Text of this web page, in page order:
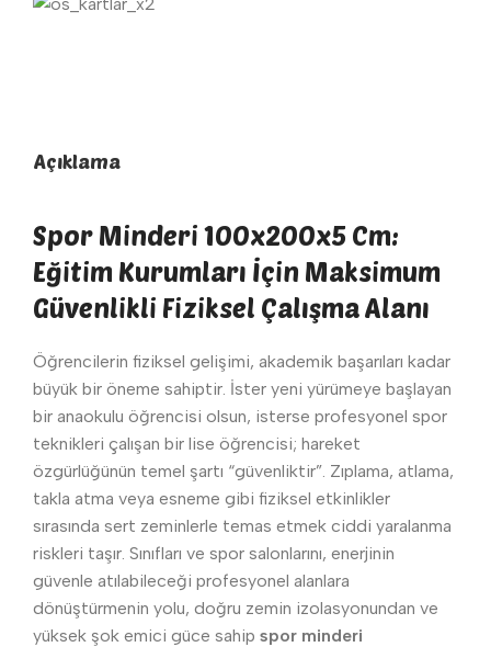
Açıklama
Spor Minderi 100x200x5 Cm:
Eğitim Kurumları İçin Maksimum
Güvenlikli Fiziksel Çalışma Alanı
Öğrencilerin fiziksel gelişimi, akademik başarıları kadar
büyük bir öneme sahiptir. İster yeni yürümeye başlayan
bir anaokulu öğrencisi olsun, isterse profesyonel spor
teknikleri çalışan bir lise öğrencisi; hareket
özgürlüğünün temel şartı “güvenliktir”. Zıplama, atlama,
takla atma veya esneme gibi fiziksel etkinlikler
sırasında sert zeminlerle temas etmek ciddi yaralanma
riskleri taşır. Sınıfları ve spor salonlarını, enerjinin
güvenle atılabileceği profesyonel alanlara
dönüştürmenin yolu, doğru zemin izolasyonundan ve
yüksek şok emici güce sahip spor minderi